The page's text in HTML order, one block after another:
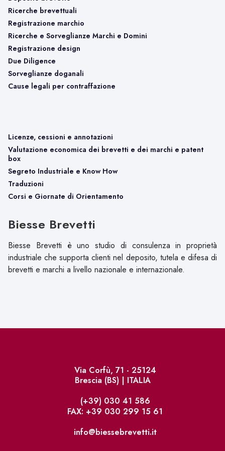
effetti ab origine, mentre per la decadenza il
marchio non è più valido dal momento in cui la
decadenza diventa effettiva, cioè a partire dalla
data della domanda presso EUIPO).
Pertanto è fondamentale effettuare
correttamente tutte le verifiche preliminari di
OMPI – Organizzazione
Mondiale per la Proprietà
Intellettuale (WIPO)
È una delle agenzie specializzate delle Nazioni
Unite dedicata alla protezione della proprietà
industriale nel mondo. Attualmente WIPO conta
quasi 200 stati membri e ha sede a Ginevra
(Svizzera).
competenti alla registrazione dei marchi gli
uffici marchi nazionali presenti nei singoli
Ricerche brevettuali
Registrazione marchio
Ricerche e Sorveglianze Marchi e Domini
Registrazione design
Due Diligence
Sorveglianze doganali
Cause legali per contraffazione
Licenze, cessioni e annotazioni
Valutazione economica dei brevetti e dei marchi e patent
box
Segreto Industriale e Know How
Traduzioni
Corsi e Giornate di Orientamento
Biesse Brevetti
Biesse Brevetti è uno studio di consulenza in proprietà
industriale che supporta clienti nel deposito, tutela e difesa di
brevetti e marchi a livello nazionale e internazionale.
Via Corfù, 71 - 25124
Brescia (BS) | ITALIA
(+39) 030 41 586
FAX: +39 030 299 15 61
info@biessebrevetti.it